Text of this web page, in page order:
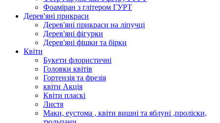
Фоаміран з глітером ГУРТ
Дерев'яні прикраси
Дерев'яні прикраси на ліпучці
Дерев'яні фігурки
Дерев'яні фішки та бірки
Квіти
Букети флористичні
Головки квітів
Гортензія та фрезія
квіти Акція
Квіти пласкі
Листя
Маки, еустома , квіти вишні та яблуні ,проліски,